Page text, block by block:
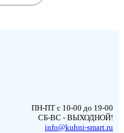
ПН-ПТ с 10-00 до 19-00
СБ-ВС - ВЫХОДНОЙ!
info@kuhni-smart.ru